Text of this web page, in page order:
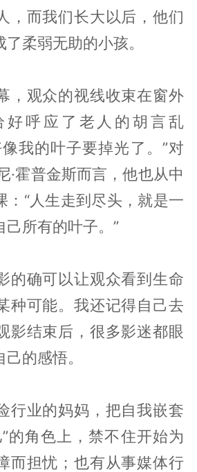
，而我们长大以后，他们
柔弱无助的小孩。
，观众的视线收束在窗外
好呼应了老人的胡言乱
我的叶子要掉光了。”对
·霍普金斯而言，他也从中
：“人生走到尽头，就是一
己所有的叶子。”
的确可以让观众看到生命
种可能。我还记得自己去
影结束后，很多影迷都眼
的感悟。
行业的妈妈，把自我嵌套
的角色上，禁不住开始为
而担忧；也有从事媒体行